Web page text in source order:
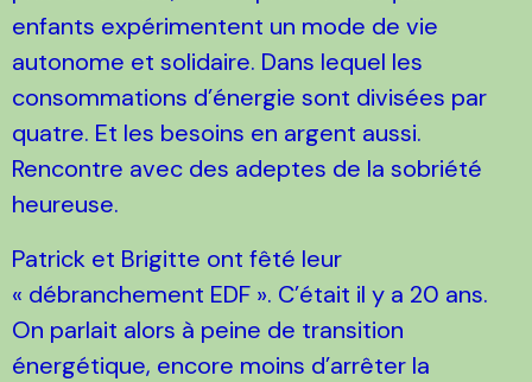
enfants expérimentent un mode de vie
autonome et solidaire. Dans lequel les
consommations d’énergie sont divisées par
quatre. Et les besoins en argent aussi.
Rencontre avec des adeptes de la sobriété
heureuse.
Patrick et Brigitte ont fêté leur
« débranchement EDF ». C’était il y a 20 ans.
On parlait alors à peine de transition
énergétique, encore moins d’arrêter la